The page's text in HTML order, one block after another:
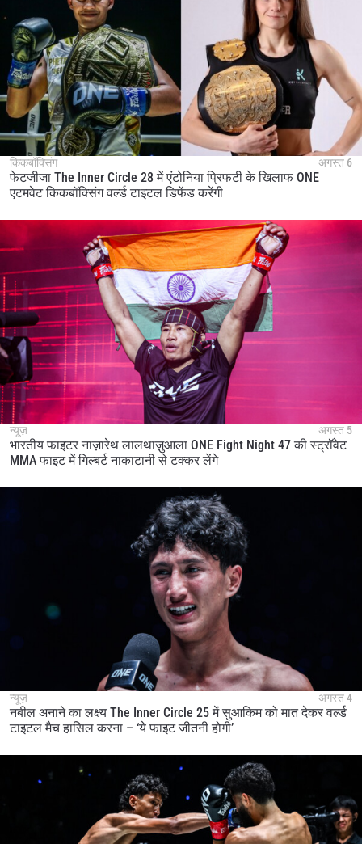
किकबॉक्सिंग अगस्त 6
फेटजीजा The Inner Circle 28 में एंटोनिया प्रिफटी के खिलाफ ONE
एटमवेट किकबॉक्सिंग वर्ल्ड टाइटल डिफेंड करेंगी
न्यूज़ अगस्त 5
भारतीय फाइटर नाज़ारेथ लालथाज़ुआला ONE Fight Night 47 की स्ट्रॉवेट
MMA फाइट में गिल्बर्ट नाकाटानी से टक्कर लेंगे
न्यूज़ अगस्त 4
नबील अनाने का लक्ष्य The Inner Circle 25 में सुआकिम को मात देकर वर्ल्ड
टाइटल मैच हासिल करना – ‘ये फाइट जीतनी होगी’